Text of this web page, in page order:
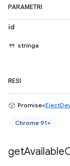
PARAMETRI
id
stringa
RESI
Promise<
Chrome 91+
getAvailable